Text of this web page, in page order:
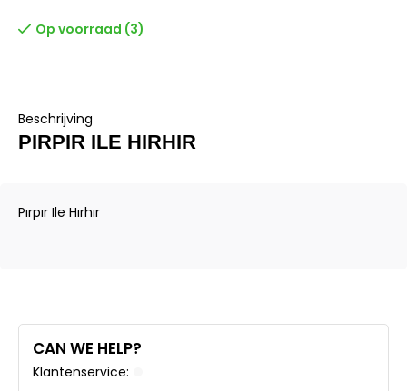
Op voorraad (3)
Beschrijving
PIRPIR ILE HIRHIR
Pırpır Ile Hırhır
CAN WE HELP?
Klantenservice: